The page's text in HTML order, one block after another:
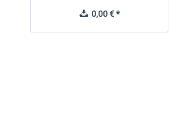
0,00 € *